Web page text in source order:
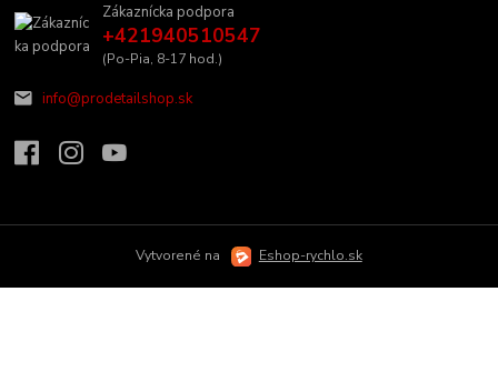
Zákaznícka podpora
+421940510547
(Po-Pia, 8-17 hod.)
info@prodetailshop.sk
Vytvorené na Eshop-rychlo.sk